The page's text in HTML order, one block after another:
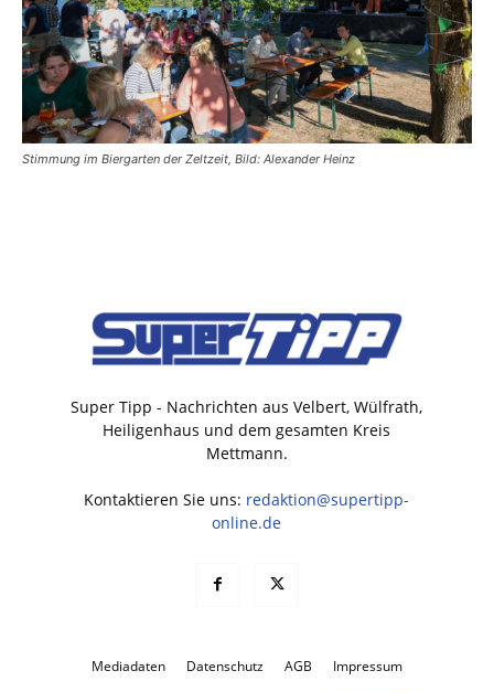
Stimmung im Biergarten der Zeltzeit, Bild: Alexander Heinz
Super Tipp - Nachrichten aus Velbert, Wülfrath,
Heiligenhaus und dem gesamten Kreis
Mettmann.
Kontaktieren Sie uns: redaktion@supertipp-
online.de
Mediadaten Datenschutz AGB Impressum